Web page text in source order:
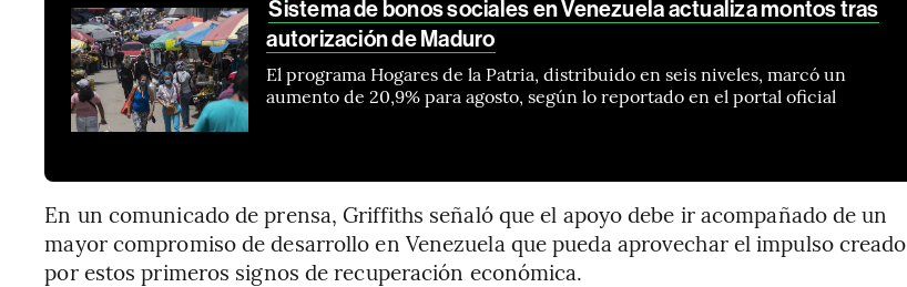
Sistema de bonos sociales en Venezuela actualiza montos tras
autorización de Maduro
El programa Hogares de la Patria, distribuido en seis niveles, marcó un
aumento de 20,9% para agosto, según lo reportado en el portal oficial
En un comunicado de prensa, Griffiths señaló que el apoyo debe ir acompañado de un
mayor compromiso de desarrollo en Venezuela que pueda aprovechar el impulso creado
por estos primeros signos de recuperación económica.